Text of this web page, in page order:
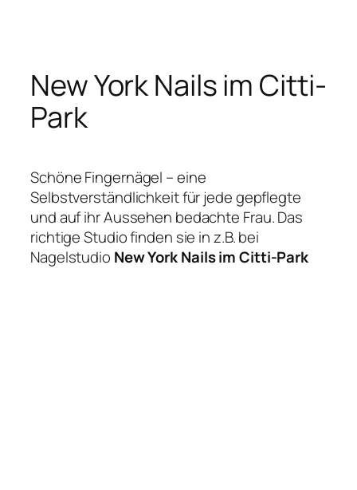
springen
New York Nails im Citti-
Park
Schöne Fingernägel – eine
Selbstverständlichkeit für jede gepflegte
und auf ihr Aussehen bedachte Frau. Das
richtige Studio finden sie in z.B. bei
Nagelstudio New York Nails im Citti-Park